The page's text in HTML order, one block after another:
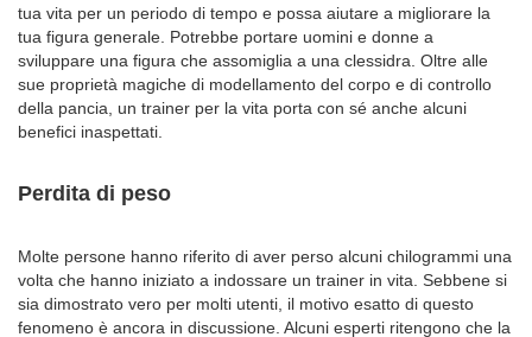
tua vita per un periodo di tempo e possa aiutare a migliorare la
tua figura generale. Potrebbe portare uomini e donne a
sviluppare una figura che assomiglia a una clessidra. Oltre alle
sue proprietà magiche di modellamento del corpo e di controllo
della pancia, un trainer per la vita porta con sé anche alcuni
benefici inaspettati.
Perdita di peso
Molte persone hanno riferito di aver perso alcuni chilogrammi una
volta che hanno iniziato a indossare un trainer in vita. Sebbene si
sia dimostrato vero per molti utenti, il motivo esatto di questo
fenomeno è ancora in discussione. Alcuni esperti ritengono che la